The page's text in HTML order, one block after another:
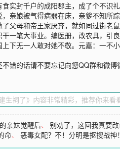
实封千户的成阳郡主，成了个不
亲娘被气得病弱在床，亲爹不知
父母和帝王家厌弃，就如同过街
一笔大事业。编医册，改农具，
下无一人敢对她不敬。元嘉：一
不错的话请不要忘记向您QQ群和微博
亲妹觉醒后、别劝了，这回我真要
命、恶毒女配？不！分明是抠搜战神！